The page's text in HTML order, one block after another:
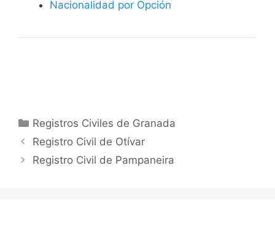
Nacionalidad por Opción
Categorías
Registros Civiles de Granada
Registro Civil de Otívar
Registro Civil de Pampaneira